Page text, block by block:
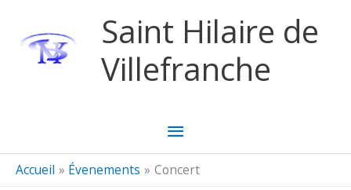
Saint Hilaire de
Villefranche
Menu
principal
Accueil Évenements Concert